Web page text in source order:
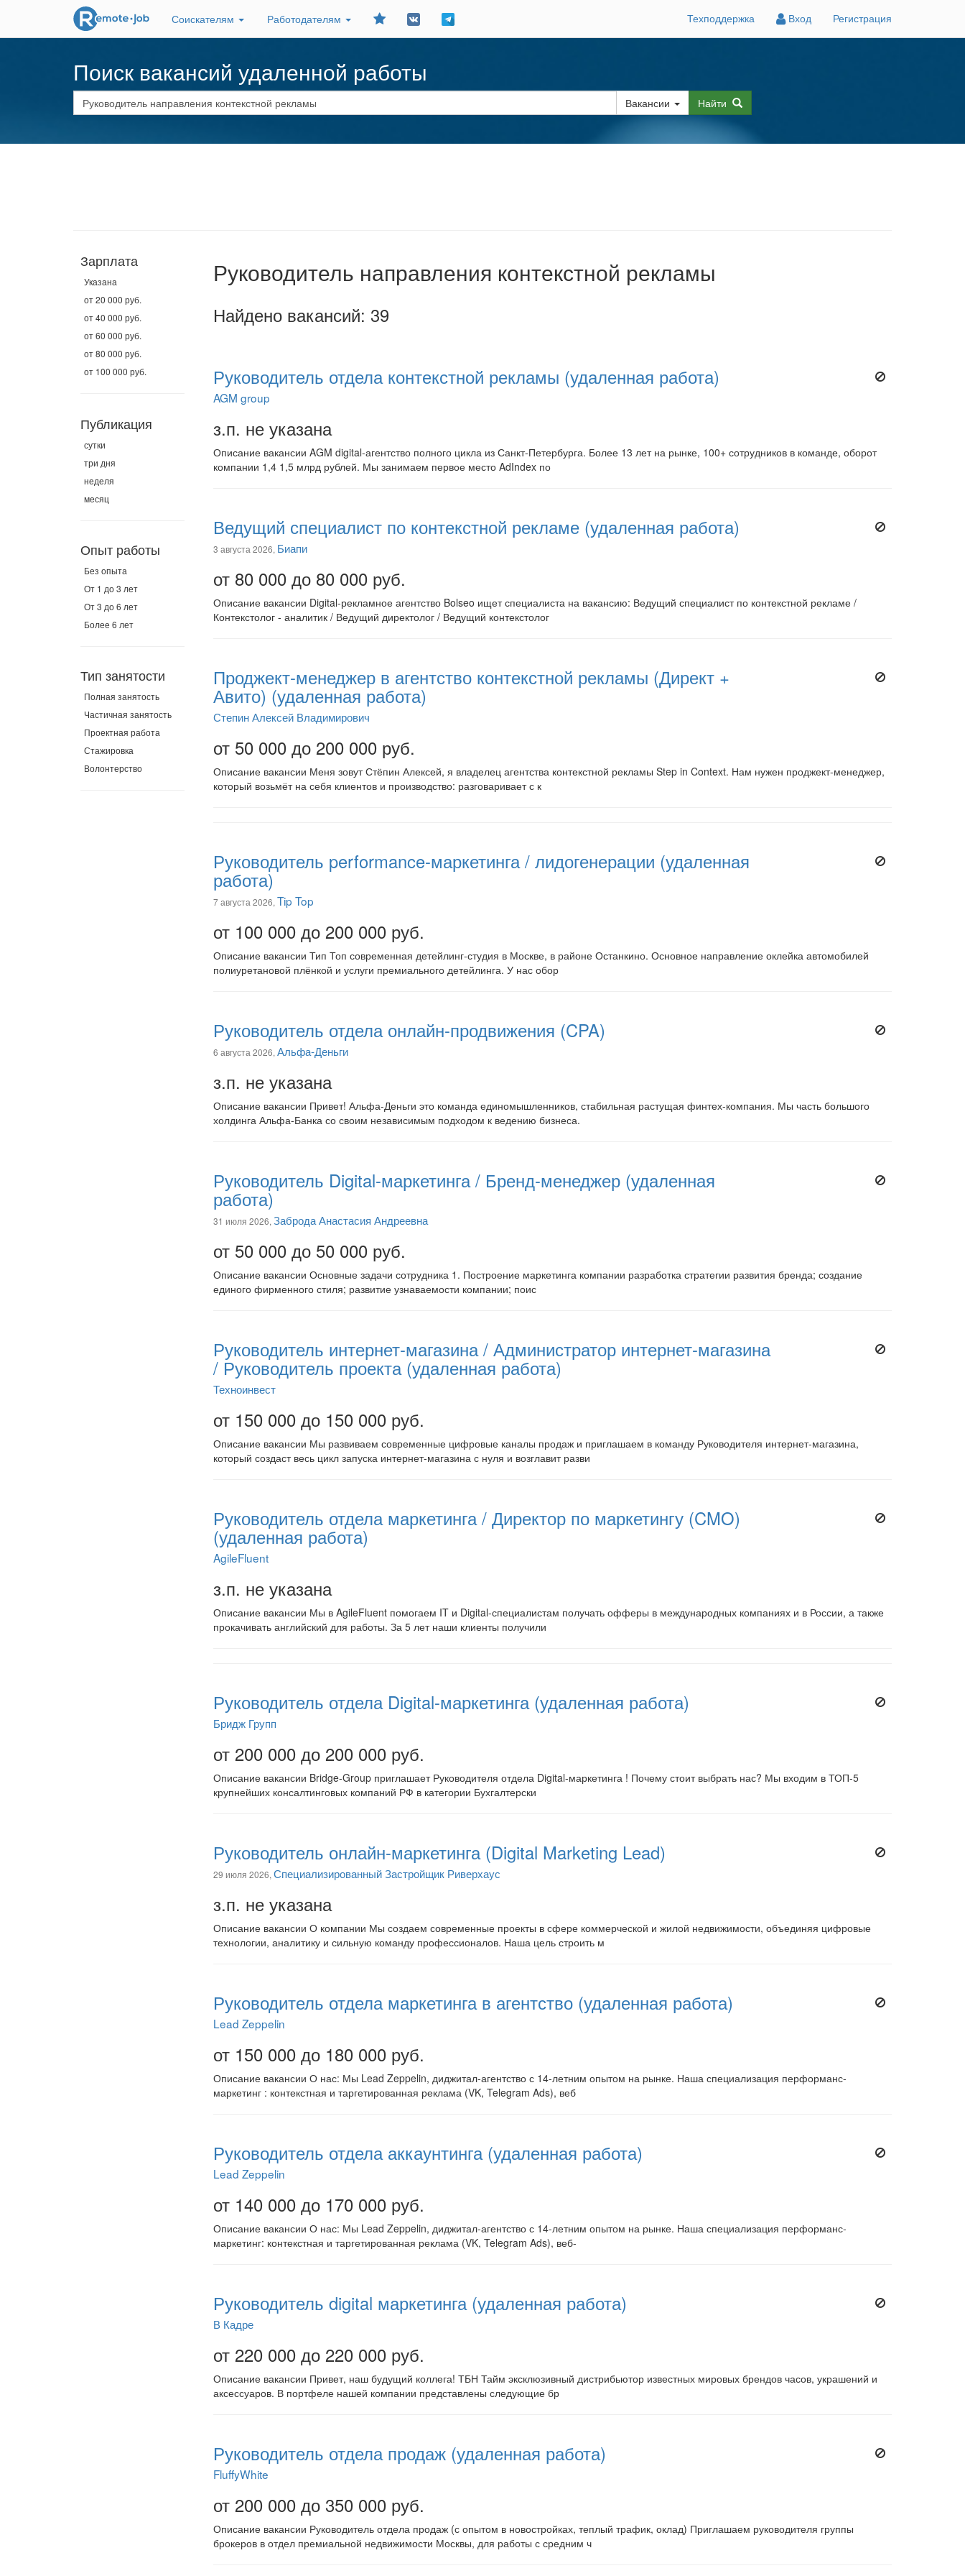
Соискателям Работодателям
Добавить
Техподдержка Вход Регистрация
Поиск вакансий удаленной работы
Вакансии Найти
Зарплата
Указана
от 20 000 руб.
от 40 000 руб.
от 60 000 руб.
от 80 000 руб.
от 100 000 руб.
Публикация
сутки
три дня
неделя
месяц
Опыт работы
Без опыта
От 1 до 3 лет
От 3 до 6 лет
Более 6 лет
Тип занятости
Полная занятость
Частичная занятость
Проектная работа
Стажировка
Волонтерство
Руководитель направления контекстной рекламы
Найдено вакансий: 39
Руководитель отдела контекстной рекламы (удаленная работа)
AGM group
з.п. не указана
Описание вакансии AGM digital-агентство полного цикла из Санкт-Петербурга. Более 13 лет на рынке, 100+ сотрудников в команде, оборот
компании 1,4 1,5 млрд рублей. Мы занимаем первое место AdIndex по
Ведущий специалист по контекстной рекламе (удаленная работа)
3 августа 2026, Биапи
от 80 000 до 80 000 руб.
Описание вакансии Digital-рекламное агентство Bolseo ищет специалиста на вакансию: Ведущий специалист по контекстной рекламе /
Контекстолог - аналитик / Ведущий директолог / Ведущий контекстолог
Проджект-менеджер в агентство контекстной рекламы (Директ +
Авито) (удаленная работа)
Степин Алексей Владимирович
от 50 000 до 200 000 руб.
Описание вакансии Меня зовут Стёпин Алексей, я владелец агентства контекстной рекламы Step in Context. Нам нужен проджект-менеджер,
который возьмёт на себя клиентов и производство: разговаривает с к
Руководитель performance-маркетинга / лидогенерации (удаленная
работа)
7 августа 2026, Tip Top
от 100 000 до 200 000 руб.
Описание вакансии Тип Топ современная детейлинг-студия в Москве, в районе Останкино. Основное направление оклейка автомобилей
полиуретановой плёнкой и услуги премиального детейлинга. У нас обор
Руководитель отдела онлайн-продвижения (CPA)
6 августа 2026, Альфа-Деньги
з.п. не указана
Описание вакансии Привет! Альфа-Деньги это команда единомышленников, стабильная растущая финтех-компания. Мы часть большого
холдинга Альфа-Банка со своим независимым подходом к ведению бизнеса.
Руководитель Digital-маркетинга / Бренд-менеджер (удаленная
работа)
31 июля 2026, Заброда Анастасия Андреевна
от 50 000 до 50 000 руб.
Описание вакансии Основные задачи сотрудника 1. Построение маркетинга компании разработка стратегии развития бренда; создание
единого фирменного стиля; развитие узнаваемости компании; поис
Руководитель интернет-магазина / Администратор интернет-магазина
/ Руководитель проекта (удаленная работа)
Техноинвест
от 150 000 до 150 000 руб.
Описание вакансии Мы развиваем современные цифровые каналы продаж и приглашаем в команду Руководителя интернет-магазина,
который создаст весь цикл запуска интернет-магазина с нуля и возглавит разви
Руководитель отдела маркетинга / Директор по маркетингу (CMO)
(удаленная работа)
AgileFluent
з.п. не указана
Описание вакансии Мы в AgileFluent помогаем IT и Digital-специалистам получать офферы в международных компаниях и в России, а также
прокачивать английский для работы. За 5 лет наши клиенты получили
Руководитель отдела Digital-маркетинга (удаленная работа)
Бридж Групп
от 200 000 до 200 000 руб.
Описание вакансии Bridge-Group приглашает Руководителя отдела Digital-маркетинга ! Почему стоит выбрать нас? Мы входим в ТОП-5
крупнейших консалтинговых компаний РФ в категории Бухгалтерски
Руководитель онлайн-маркетинга (Digital Marketing Lead)
29 июля 2026, Специализированный Застройщик Риверхаус
з.п. не указана
Описание вакансии О компании Мы создаем современные проекты в сфере коммерческой и жилой недвижимости, объединяя цифровые
технологии, аналитику и сильную команду профессионалов. Наша цель строить м
Руководитель отдела маркетинга в агентство (удаленная работа)
Lead Zeppelin
от 150 000 до 180 000 руб.
Описание вакансии О нас: Мы Lead Zeppelin, диджитал-агентство с 14-летним опытом на рынке. Наша специализация перформанс-
маркетинг : контекстная и таргетированная реклама (VK, Telegram Ads), веб
Руководитель отдела аккаунтинга (удаленная работа)
Lead Zeppelin
от 140 000 до 170 000 руб.
Описание вакансии О нас: Мы Lead Zeppelin, диджитал-агентство с 14-летним опытом на рынке. Наша специализация перформанс-
маркетинг: контекстная и таргетированная реклама (VK, Telegram Ads), веб-
Руководитель digital маркетинга (удаленная работа)
В Кадре
от 220 000 до 220 000 руб.
Описание вакансии Привет, наш будущий коллега! ТБН Тайм эксклюзивный дистрибьютор известных мировых брендов часов, украшений и
аксессуаров. В портфеле нашей компании представлены следующие бр
Руководитель отдела продаж (удаленная работа)
FluffyWhite
от 200 000 до 350 000 руб.
Описание вакансии Руководитель отдела продаж (с опытом в новостройках, теплый трафик, оклад) Приглашаем руководителя группы
брокеров в отдел премиальной недвижимости Москвы, для работы с средним ч